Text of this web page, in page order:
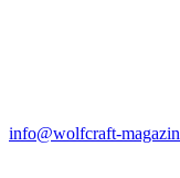
info@wolfcraft-